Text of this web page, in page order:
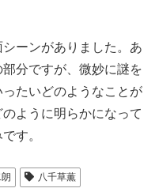
ーンがありました。あ
分ですが、微妙に謎を
たいどのようなことが
ように明らかになって
す。
八千草薫